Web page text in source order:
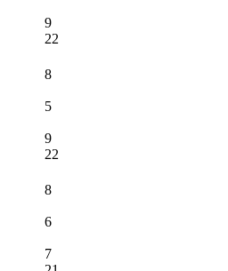
9
22
8
5
9
22
8
6
7